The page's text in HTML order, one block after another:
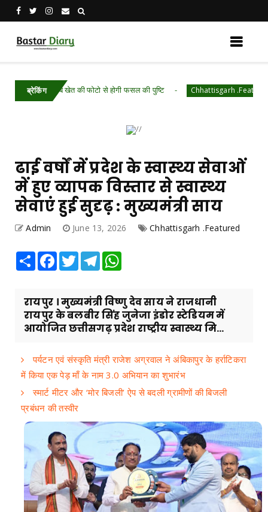
ब्रेकिंग
अब खेत की फोटो से होगी फसल की पुष्टि Chhattisgarh .Featured महतारी
ढाई वर्षों में प्रदेश के स्वास्थ्य सेवाओं
में हुए व्यापक विस्तार से स्वास्थ्य
सेवाएं हुई सुदृढ़ : मुख्यमंत्री साय
Admin June 13, 2026 Chhattisgarh .Featured
Share Facebook
TwitterTelegram
रायपुर । मुख्यमंत्री विष्णु देव साय ने राजधानी
रायपुर के बलबीर सिंह जुनेजा इंडोर स्टेडियम में
आयोजित छत्तीसगढ़ प्रदेश राष्ट्रीय स्वास्थ्य मि...
पर्यटन एवं संस्कृति मंत्री राजेश अग्रवाल ने अंबिकापुर के हर्राटिकरा
में किया एक पेड़ माँ के नाम 3.0 अभियान का शुभारंभ
स्मार्ट मीटर और ‘मोर बिजली’ ऐप से बदली ग्रामीणों की बिजली
प्रबंधन की तस्वीर